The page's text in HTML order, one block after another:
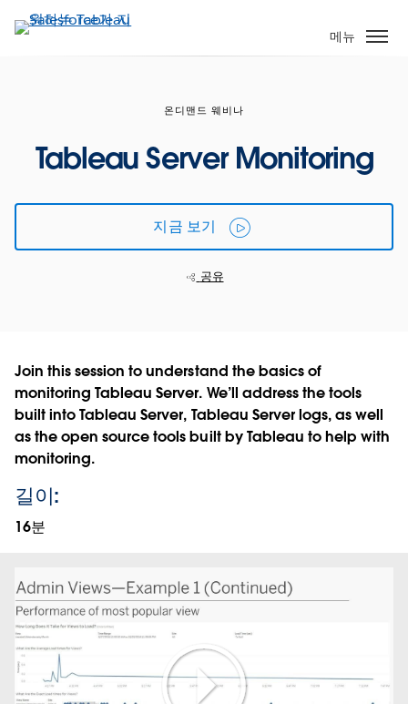
요
기
메뉴
온디맨드 웨비나
Tableau Server Monitoring
지금 보기
공유
Join this session to understand the basics of
monitoring Tableau Server. We’ll address the tools
built into Tableau Server, Tableau Server logs, as well
as the open source tools built by Tableau to help with
monitoring.
길이:
16분